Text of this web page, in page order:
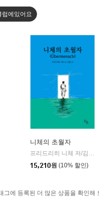
럽에있어요
|
현대지성
니체의 초월자
프리드리히 니체 저/김철 편역
15,210원 (10% 할인)
그에 등록된 더 많은 상품을 확인해